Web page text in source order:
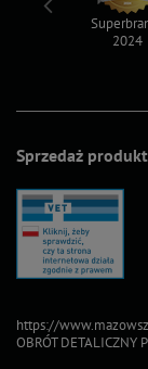
Sprzedaż
https://
OBRÓT DETALICZNY
2024